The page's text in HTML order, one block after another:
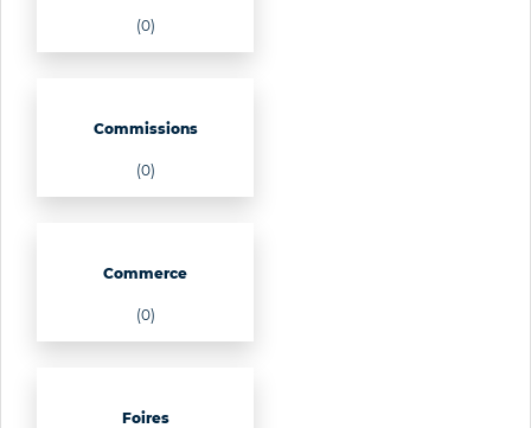
(0)
Commissions
(0)
Commerce
(0)
Foires